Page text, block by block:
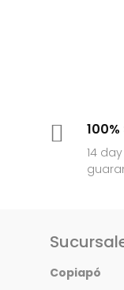
 100%
14
Copiapó